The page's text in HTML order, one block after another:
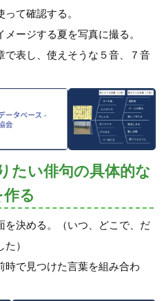
て確認する。
ージする夏を写真に撮る。
で表し、使えそうな５音、７音
たい俳句の具体的な
る
を決める。（いつ、どこで、だ
）
時で見つけた言葉を組み合わ